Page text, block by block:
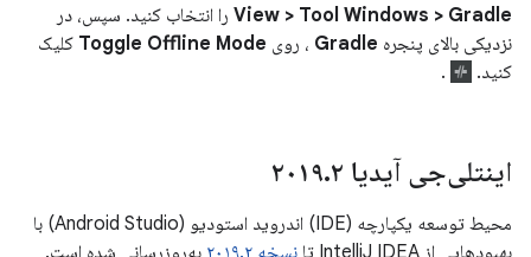
View > Tool Windows > Gradle را انتخاب کنید. سپس، در
نزدیکی بالای پنجره Gradle ، روی Toggle Offline Mode کلیک
کنید.
.
اینتلی‌جی آیدیا ۲۰۱۹ .۲
محیط توسعه یکپارچه (IDE) اندروید استودیو (Android Studio) با
بهبودهایی از IntelliJ IDEA تا
نسخه ۲۰۱۹.۲ به‌روزرسانی شده است.